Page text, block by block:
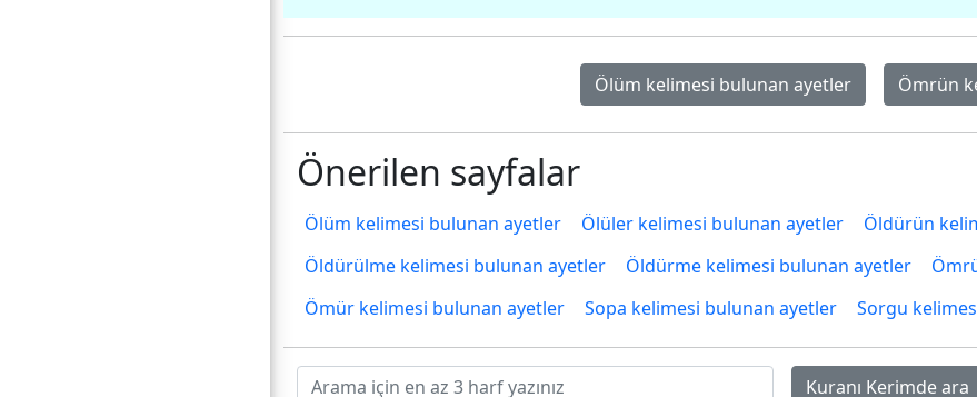
Ölüm kelimesi bulunan ayetler Ömrün
Önerilen sayfalar
Ölüm kelimesi bulunan ayetler Ölüler kelimesi bulunan ayetler
Öldürün
Öldürülme kelimesi bulunan ayetler
Öldürme kelimesi bulunan ayetler
Ömür kelimesi bulunan ayetler
Sopa kelimesi bulunan ayetler Sorgu